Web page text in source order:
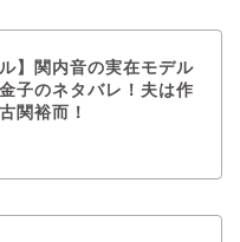
ル】関内音の実在モデル
子のネタバレ！夫は作
関裕而！